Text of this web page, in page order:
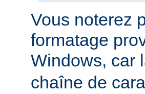
Vous noterez
formatage
Windows, car
chaîne de